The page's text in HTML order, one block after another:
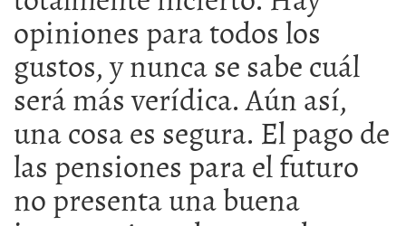
opiniones para todos los
gustos, y nunca se sabe cuál
será más verídica. Aún así,
una cosa es segura. El pago de
las pensiones para el futuro
no presenta una buena